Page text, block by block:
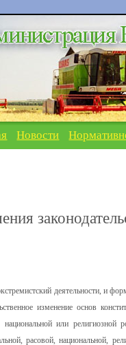
Новости
деятельности, и
изменение основ
или религиозной
расовой, национальной,